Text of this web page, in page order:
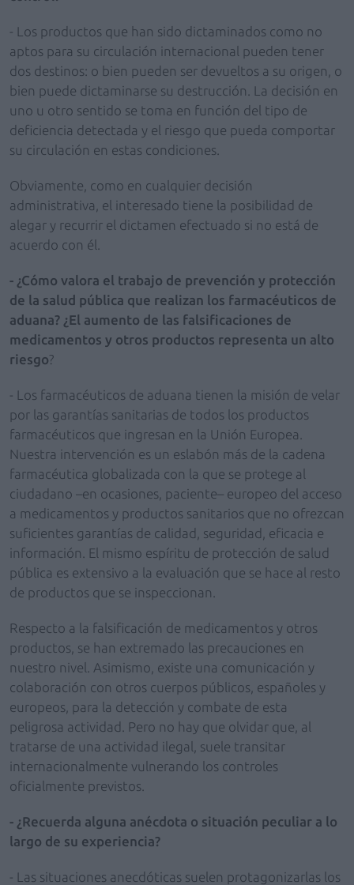
- Los productos que han sido dictaminados como no
aptos para su circulación internacional pueden tener
dos destinos: o bien pueden ser devueltos a su origen, o
bien puede dictaminarse su destrucción. La decisión en
uno u otro sentido se toma en función del tipo de
deficiencia detectada y el riesgo que pueda comportar
su circulación en estas condiciones.
Obviamente, como en cualquier decisión
administrativa, el interesado tiene la posibilidad de
alegar y recurrir el dictamen efectuado si no está de
acuerdo con él.
- ¿Cómo valora el trabajo de prevención y protección
de la salud pública que realizan los farmacéuticos de
aduana? ¿El aumento de las falsificaciones de
medicamentos y otros productos representa un alto
riesgo?
- Los farmacéuticos de aduana tienen la misión de velar
por las garantías sanitarias de todos los productos
farmacéuticos que ingresan en la Unión Europea.
Nuestra intervención es un eslabón más de la cadena
farmacéutica globalizada con la que se protege al
ciudadano –en ocasiones, paciente– europeo del acceso
a medicamentos y productos sanitarios que no ofrezcan
suficientes garantías de calidad, seguridad, eficacia e
información. El mismo espíritu de protección de salud
pública es extensivo a la evaluación que se hace al resto
de productos que se inspeccionan.
Respecto a la falsificación de medicamentos y otros
productos, se han extremado las precauciones en
nuestro nivel. Asimismo, existe una comunicación y
colaboración con otros cuerpos públicos, españoles y
europeos, para la detección y combate de esta
peligrosa actividad. Pero no hay que olvidar que, al
tratarse de una actividad ilegal, suele transitar
internacionalmente vulnerando los controles
oficialmente previstos.
- ¿Recuerda alguna anécdota o situación peculiar a lo
largo de su experiencia?
- Las situaciones anecdóticas suelen protagonizarlas los